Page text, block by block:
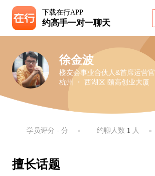
下载在行APP
约高手一对一聊天
徐金波
楼友会事业合伙人&首席运营官
杭州 ・ 西湖区 颐高创业大厦
学员评分 - 分 约聊人数 1 人
擅长话题